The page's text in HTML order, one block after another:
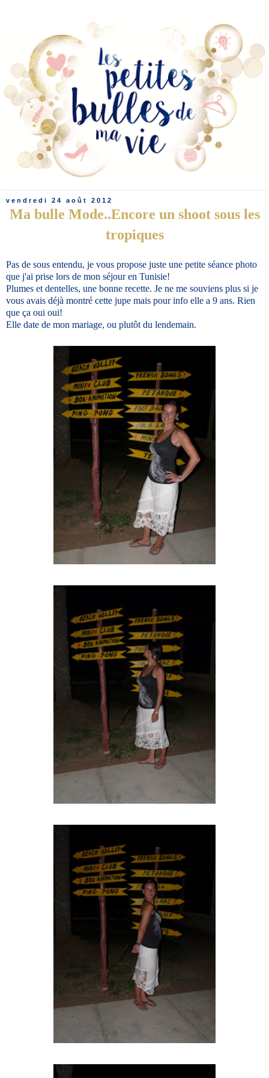
vendredi 24 août 2012
Ma bulle Mode..Encore un shoot sous les
tropiques
Pas de sous entendu, je vous propose juste une petite séance photo
que j'ai prise lors de mon séjour en Tunisie!
Plumes et dentelles, une bonne recette. Je ne me souviens plus si je
vous avais déjà montré cette jupe mais pour info elle a 9 ans. Rien
que ça oui oui!
Elle date de mon mariage, ou plutôt du lendemain.